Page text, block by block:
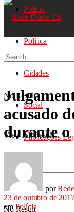
Polícia
Política
Cidades
Social
Publicações
No Result
No Result
View All Result
acusado
durante o
por
23 de outubro de 2017
em Polícia